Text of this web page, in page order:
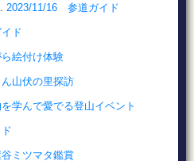
2023/11/16 参道ガイド
ド
絵付け体験
山伏の里探訪
学んで愛でる登山イベント
ミツマタ鑑賞